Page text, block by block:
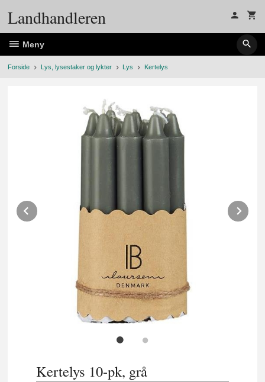
Landhandleren
Meny
Forside Lys, lysestaker og lykter Lys Kertelys
Prev
Kertelys 10-pk, grå